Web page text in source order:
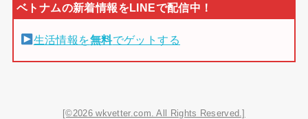
生活情報を無料でゲットする
[©2026 wkvetter.com. All Rights Reserved.]